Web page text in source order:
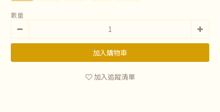
數量
加入購物車
加入追蹤清單